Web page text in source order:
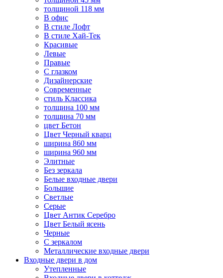
толщиной 118 мм
В офис
В стиле Лофт
В стиле Хай-Тек
Красивые
Левые
Правые
С глазком
Дизайнерские
Современные
стиль Классика
толщина 100 мм
толщина 70 мм
цвет Бетон
Цвет Черный кварц
ширина 860 мм
ширина 960 мм
Элитные
Без зеркала
Белые входные двери
Большие
Светлые
Серые
Цвет Антик Серебро
Цвет Белый ясень
Черные
С зеркалом
Металлические входные двери
Входные двери в дом
Утепленные